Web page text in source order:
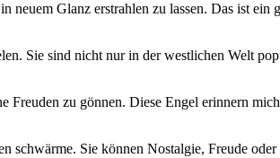
Glanz erstrahlen zu lassen. Das ist
Sie sind nicht ‌nur​ in der westlichen Welt​
zu⁤ gönnen. Diese Engel erinnern
Sie können Nostalgie, Freude